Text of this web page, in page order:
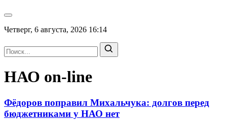
Четверг, 6 августа, 2026 16:14
НАО on-line
Фёдоров поправил Михальчука: долгов перед
бюджетниками у НАО нет